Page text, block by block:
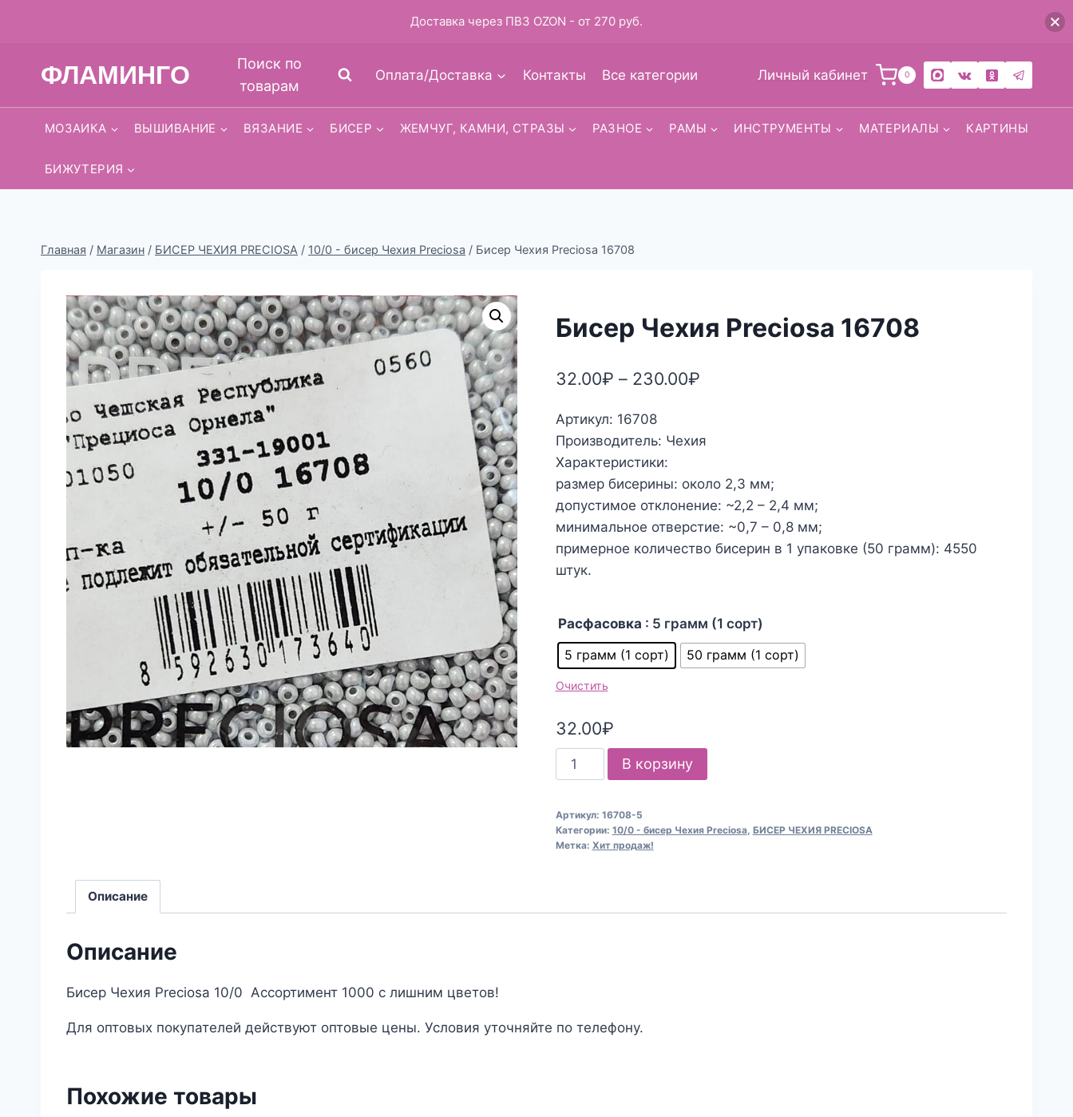
ФЛАМИНГО
Поиск по
товарам
Оплата/Доставка Контакты Все категории Личный кабинет 0
МОЗАИКА ВЫШИВАНИЕ ВЯЗАНИЕ БИСЕР ЖЕМЧУГ, КАМНИ, СТРАЗЫ РАЗНОЕ РАМЫ ИНСТРУМЕНТЫ МАТЕРИАЛЫ КАРТИНЫ
БИЖУТЕРИЯ
Главная / Магазин / БИСЕР ЧЕХИЯ PRECIOSA / 10/0 - бисер Чехия Preciosa / Бисер Чехия Preciosa 16708
Бисер Чехия Preciosa 16708
32.00₽ – 230.00₽
Артикул: 16708
Производитель: Чехия
Характеристики:
размер бисерины: около 2,3 мм;
допустимое отклонение: ~2,2 – 2,4 мм;
минимальное отверстие: ~0,7 – 0,8 мм;
примерное количество бисерин в 1 упаковке (50 грамм): 4550
штук.
Расфасовка : 5 грамм (1 сорт)
5 грамм (1 сорт)
50 грамм (1 сорт)
Очистить
32.00₽
Количество
товара
Чехия
Preciosa
В корзину
Артикул: 16708-5
Категории: 10/0 - бисер Чехия Preciosa, БИСЕР ЧЕХИЯ PRECIOSA
Метка: Хит продаж!
Описание
Описание
Бисер Чехия Preciosa 10/0 Ассортимент 1000 с лишним цветов!
Для оптовых покупателей действуют оптовые цены. Условия уточняйте по телефону.
Похожие товары
Доставка через ПВЗ OZON - от 270 руб.